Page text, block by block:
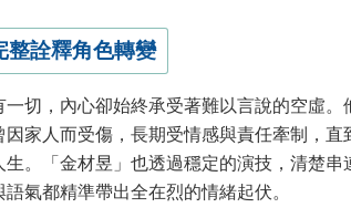
整詮釋角色轉變
切，內心卻始終承受著難以言說的空虛。
家人而受傷，長期受情感與責任牽制，直
。「金材昱」也透過穩定的演技，清楚串
氣都精準帶出全在烈的情緒起伏。